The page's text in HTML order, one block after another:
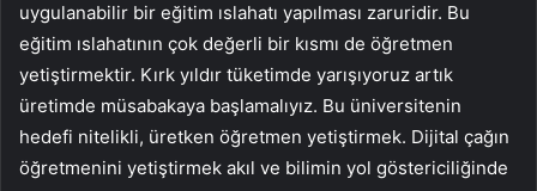
uygulanabilir bir eğitim ıslahatı yapılması zaruridir. Bu
eğitim ıslahatının çok değerli bir kısmı de öğretmen
yetiştirmektir. Kırk yıldır tüketimde yarışıyoruz artık
üretimde müsabakaya başlamalıyız. Bu üniversitenin
hedefi nitelikli, üretken öğretmen yetiştirmek. Dijital çağın
öğretmenini yetiştirmek akıl ve bilimin yol göstericiliğinde